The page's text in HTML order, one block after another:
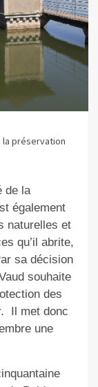
la préservation
de la
également
naturelles et
qu’il abrite,
sa décision
souhaite
des
Il met donc
une